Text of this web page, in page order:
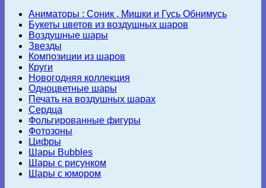
Аниматоры : Соник , Мишки и Гусь Обнимусь
Букеты цветов из воздушных шаров
Воздушные шары
Звезды
Композиции из шаров
Круги
Новогодняя коллекция
Одноцветные шары
Печать на воздушных шарах
Сердца
Фольгированные фигуры
Фотозоны
Цифры
Шары Bubbles
Шары с рисунком
Шары с юмором